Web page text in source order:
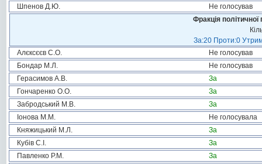
Шпенов Д.Ю.
Не голосував
Фракція
За:20 Проти:0
Алєксєєв С.О.
Не голосував
Бондар М.Л.
Не голосував
Герасимов А.В.
За
Гончаренко О.О.
За
Забродський М.В.
За
Іонова М.М.
Не голосувала
Княжицький М.Л.
За
Кубів С.І.
За
Павленко Р.М.
За